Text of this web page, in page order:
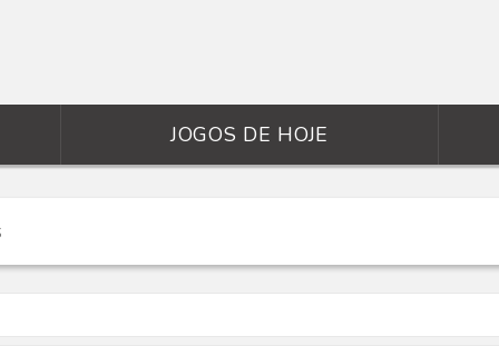
JOGOS DE HOJE